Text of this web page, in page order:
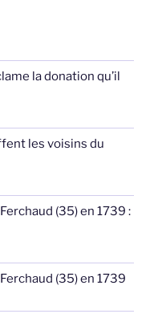
la donation qu’il
les voisins du
(35) en 1739 :
(35) en 1739